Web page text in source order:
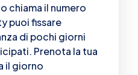
chiama il numero
puoi fissare
di pochi giorni
Prenota la tua
il giorno